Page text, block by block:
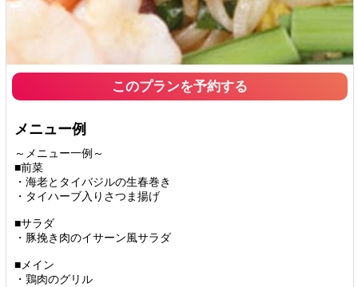
このプランを予約する
メニュー例
～メニュー一例～
■前菜
・海老とタイバジルの生春巻き
・タイハーブ入りさつま揚げ
■サラダ
・豚挽き肉のイサーン風サラダ
■メイン
・鶏肉のグリル